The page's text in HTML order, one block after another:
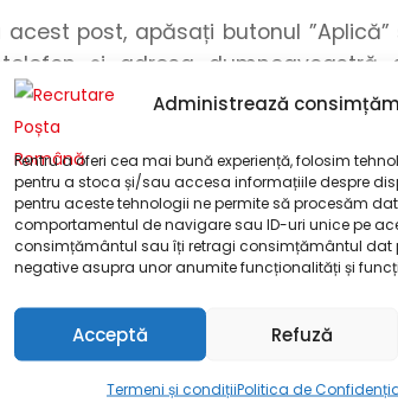
Administrează
Pentru a oferi cea mai bună experiență, folosim
pentru a stoca și/sau accesa informațiile despre
pentru aceste tehnologii ne permite să procesăm
comportamentul de navigare sau ID-uri unice pe
consimțământul sau îți retragi consimțământul dat
negative asupra unor anumite funcționalități și
Acceptă Refuză
Termeni și condițiiPolitica de
post, apăsați butonul ”Aplică”
și adresa dumneavoastră
!
formatul .pdf.
.pdf, puteți utiliza funcționalitatea
a realiza o conversie între
unelte online.
ocuparea postului, dar nu mai
realizează pe parcursul perioadei
postului și de numărul
anunțul anterior termenului-